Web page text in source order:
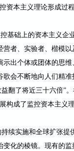
资本主义理论形成过
基础上的资本主义企
者、实验者、楷模以
出个体或团体的思
会不断地向人们精
翻了将近三十六倍”
构成了监控资本主义
续实施和全球扩张提
化的棱镜。现有的